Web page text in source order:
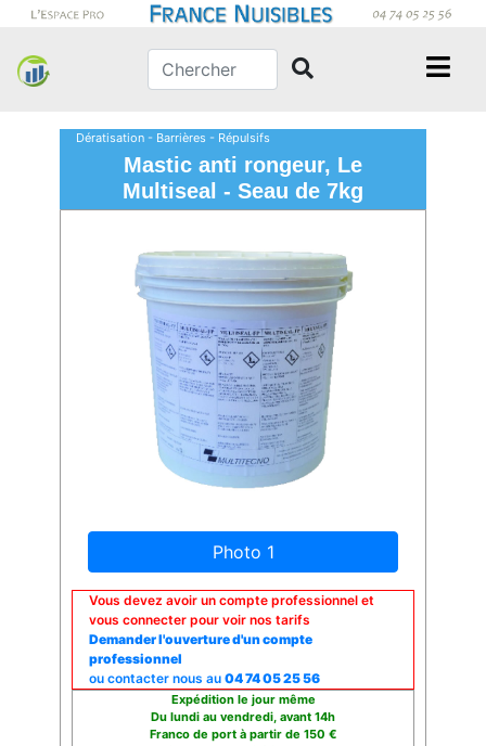
Dératisation - Barrières - Répulsifs
Mastic anti rongeur, Le
Multiseal - Seau de 7kg
Photo 1
Vous devez avoir un compte professionnel et
vous connecter pour voir nos tarifs
Demander l'ouverture d'un compte
professionnel
ou contacter nous au 04 74 05 25 56
Expédition le jour même
Du lundi au vendredi, avant 14h
Franco de port à partir de 150 €